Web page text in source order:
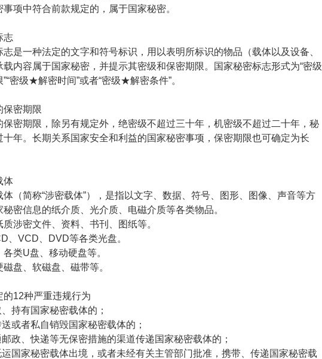
项中符合前款规定的，属于国家秘密。
志
志是一种法定的文字和符号标识，用以表明所标识的物品（载体以及设备、
载内容属于国家秘密，并提示其密级和保密期限。国家秘密标志形式为“密级
密级★解密时间”或者“密级★解密条件”。
保密期限
保密期限，除另有规定外，绝密级不超过三十年，机密级不超过二十年，秘
十年。长期关系国家安全和利益的国家秘密事项，保密期限也可确定为长
体
体（简称“涉密载体”），是指以文字、数据、符号、图形、图像、声音等方
秘密信息的纸介质、光介质、电磁介质等各类物品。
涉密文件、资料、书刊、图纸等。
、VCD、DVD等各类光盘。
类U盘、移动硬盘等。
盘、软磁盘、磁带等。
的12种严重违规行为
持有国家秘密载体的；
或者私自销毁国家秘密载体的；
政、快递等无保密措施的渠道传递国家秘密载体的；
国家秘密载体出境，或者未经有关主管部门批准，携带、传递国家秘密载